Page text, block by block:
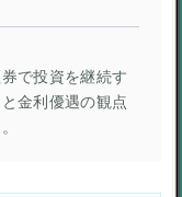
で投資を継続す
金利優遇の観点